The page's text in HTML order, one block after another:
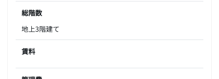
総階数
地上3階建て
賃料